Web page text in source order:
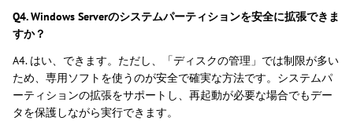
Q4. Windows Serverのシステムパーティションを安全に拡張できま
すか？
A4. はい、できます。ただし、「ディスクの管理」では制限が多い
ため、専用ソフトを使うのが安全で確実な方法です。システムパ
ーティションの拡張をサポートし、再起動が必要な場合でもデー
タを保護しながら実行できます。